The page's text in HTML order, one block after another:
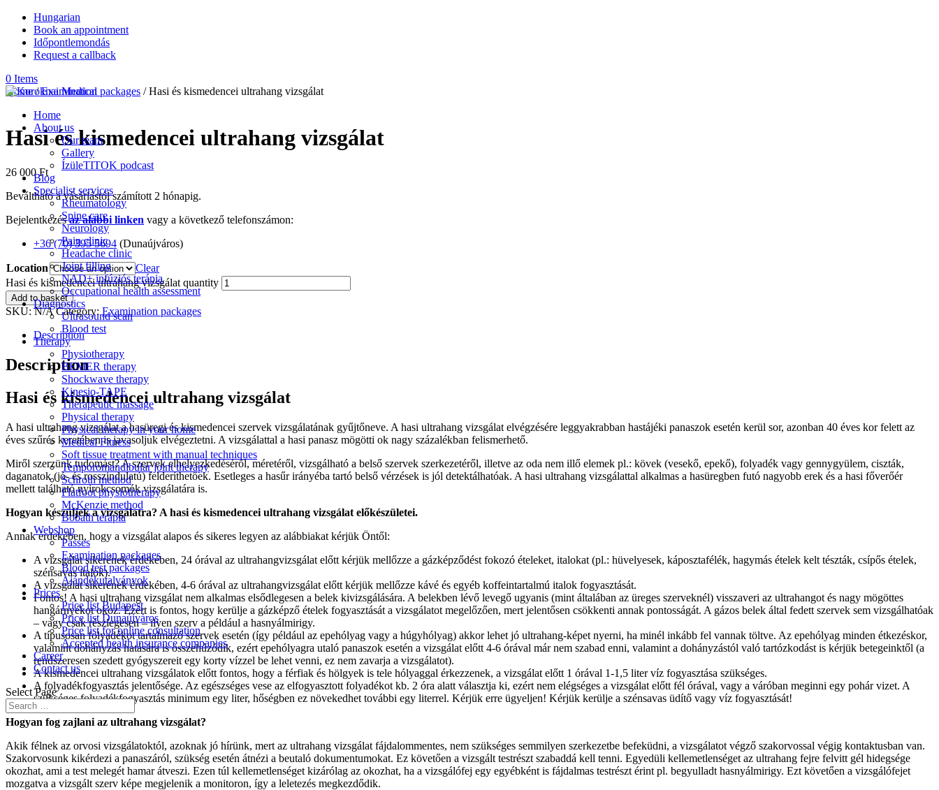
Hungarian
Book an appointment
Időpontlemondás
Request a callback
0 Items
Home
About us
Our team
Gallery
ÍzüleTITOK podcast
Blog
Specialist services
Rheumatology
Spine care
Neurology
Pain clinic
Headache clinic
Joint filling
NAD+ infúziós terápia
Occupational health assessment
Diagnostics
Ultrasound scan
Blood test
Therapy
Physiotherapy
BEMER therapy
Shockwave therapy
Kinesio-TAPE
Therapeutic massage
Physical therapy
Physical therapy in your home
Medical Fitness
Soft tissue treatment with manual techniques
Temporomandibular joint therapy
Schroth method
Flatfoot physiotherapy
McKenzie method
Bobath terápia
Webshop
Passes
Examination packages
Blood test packages
Ajándékutalványok
Prices
Price list Budapest
Price list Dunaújváros
Price list for online consultation
Accepted health insurance companies
Career
Contact us
Select Page
Home/Examination packages / Hasi és kismedencei ultrahang vizsgálat
Hasi és kismedencei ultrahang vizsgálat
26 000Ft
Beváltható a vásárlástól számított 2 hónapig.
Bejelentkezésaz alábbi linken vagy a következő telefonszámon:
+36 (70) 395 5694 (Dunaújváros)
Location
Clear
Hasi és kismedencei ultrahang vizsgálat quantity
Add to basket
SKU:N/A Category: Examination packages
Description
Description
Hasi és kismedencei ultrahang vizsgálat
A hasi ultrahang vizsgálat a hasüregi és kismedencei szervek vizsgálatának gyűjtőneve. A hasi ultrahang vizsgálat elvégzésére leggyakrabban hastájéki panaszok esetén kerül sor, azonban 40 éves kor felett az
éves szűrés keretében is javasoljuk elvégeztetni. A vizsgálattal a hasi panasz mögötti ok nagy százalékban felismerhető.
Miről szerzünk tudomást? A szervek elhelyezkedéséről, méretéről, vizsgálható a belső szervek szerkezetéről, illetve az oda nem illő elemek pl.: kövek (vesekő, epekő), folyadék vagy gennygyülem, ciszták,
daganatok (jó- és rosszindulatú) felderíthetőek. Esetleges a hasűr irányéba tartó belső vérzések is jól detektálhatóak. A hasi ultrahang vizsgálattal alkalmas a hasüregben futó nagyobb erek és a hasi főverőér
mellett található nyirokcsomók vizsgálatára is.
Hogyan készüljek a vizsgálatra? A hasi és kismedencei ultrahang vizsgálat előkészületei.
Annak érdekében, hogy a vizsgálat alapos és sikeres legyen az alábbiakat kérjük Öntől:
A vizsgálat sikerének érdekében, 24 órával az ultrahangvizsgálat előtt kérjük mellőzze a gázképződést fokozó ételeket, italokat (pl.: hüvelyesek, káposztafélék, hagymás ételek kelt tészták, csípős ételek,
szénsavas italok).
A vizsgálat sikerének érdekében, 4-6 órával az ultrahangvizsgálat előtt kérjük mellőzze kávé és egyéb koffeintartalmú italok fogyasztását.
Fontos! A hasi ultrahang vizsgálat nem alkalmas elsődlegesen a belek kivizsgálására. A belekben lévő levegő ugyanis (mint általában az üreges szerveknél) visszaveri az ultrahangot és nagy mögöttes
hangárnyékot okoz. Ezért is fontos, hogy kerülje a gázképző ételek fogyasztását a vizsgálatot megelőzően, mert jelentősen csökkenti annak pontosságát. A gázos belek által fedett szervek sem vizsgálhatóak
– vagy csak részlegesen – ilyen szerv a például a hasnyálmirigy.
A típusosan folyadékot tartalmazó szervek esetén (így például az epehólyag vagy a húgyhólyag) akkor lehet jó ultrahang-képet nyerni, ha minél inkább fel vannak töltve. Az epehólyag minden étkezéskor,
valamint dohányzás hatására is összehúzódik, ezért epehólyagra utaló panaszok esetén a vizsgálat előtt 4-6 órával már nem szabad enni, valamint a dohányzástól való tartózkodást is kérjük betegeinktől (a
rendszeresen szedett gyógyszereit egy korty vízzel be lehet venni, ez nem zavarja a vizsgálatot).
A kismedencei ultrahang vizsgálatok előtt fontos, hogy a férfiak és hölgyek is tele hólyaggal érkezzenek, a vizsgálat előtt 1 órával 1-1,5 liter víz fogyasztása szükséges.
A folyadékfogyasztás jelentősége. Az egészséges vese az elfogyasztott folyadékot kb. 2 óra alatt választja ki, ezért nem elégséges a vizsgálat előtt fél órával, vagy a váróban meginni egy pohár vizet. A
szükséges folyadékfogyasztás minimum egy liter, hőségben ez növekedhet további egy literrel. Kérjük erre ügyeljen! Kérjük kerülje a szénsavas üdítő vagy víz fogyasztását!
Hogyan fog zajlani az ultrahang vizsgálat?
Akik félnek az orvosi vizsgálatoktól, azoknak jó hírünk, mert az ultrahang vizsgálat fájdalommentes, nem szükséges semmilyen szerkezetbe befeküdni, a vizsgálatot végző szakorvossal végig kontaktusban van.
Szakorvosunk kikérdezi a panaszáról, szükség esetén átnézi a beutaló dokumentumokat. Ez követően a vizsgált testrészt szabaddá kell tenni. Egyedüli kellemetlenséget az ultrahang fejre felvitt gél hidegsége
okozhat, ami a test melegét hamar átveszi. Ezen túl kellemetlenséget kizárólag az okozhat, ha a vizsgálófej egy egyébként is fájdalmas testrészt érint pl. begyulladt hasnyálmirigy. Ezt követően a vizsgálófejet
mozgatva a vizsgált szerv képe megjelenik a monitoron, így a leletezés megkezdődik.